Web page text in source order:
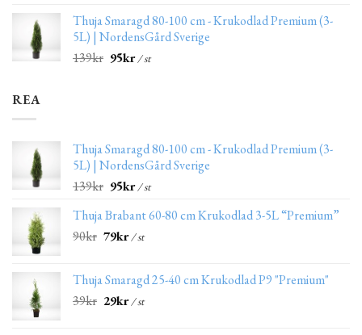
Thuja Smaragd 80-100 cm - Krukodlad Premium (3-
5L) | NordensGård Sverige
139kr 95kr/ st
REA
Thuja Smaragd 80-100 cm - Krukodlad Premium (3-
5L) | NordensGård Sverige
139kr 95kr/ st
Thuja Brabant 60-80 cm Krukodlad 3-5L “Premium”
90kr 79kr/ st
Thuja Smaragd 25-40 cm Krukodlad P9 "Premium"
39kr 29kr/ st